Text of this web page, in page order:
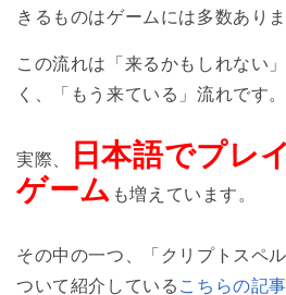
きるものはゲームには多数ありま
この流れは「来るかもしれない
く、「もう来ている」流れです。
実際、
日本語でプレ
ゲーム も増えています。
その中の一つ、「クリプトスペ
ついて紹介している こちらの記事